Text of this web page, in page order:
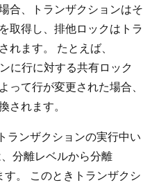
合、トランザクションはそ
取得し、排他ロックはトラ
れます。 たとえば、
に行に対する共有ロック
って行が変更された場合、
されます。
ランザクションの実行中い
分離レベルから分離
。 このときトランザクシ